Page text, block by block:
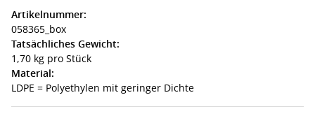
Artikelnummer:
058365_box
Tatsächliches Gewicht:
1,70 kg pro Stück
Material:
LDPE = Polyethylen mit geringer Dichte